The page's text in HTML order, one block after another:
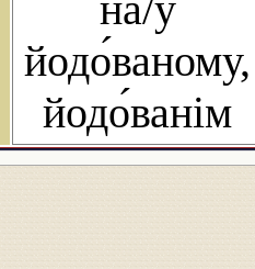
йодо́ваному,
йодо́ванім